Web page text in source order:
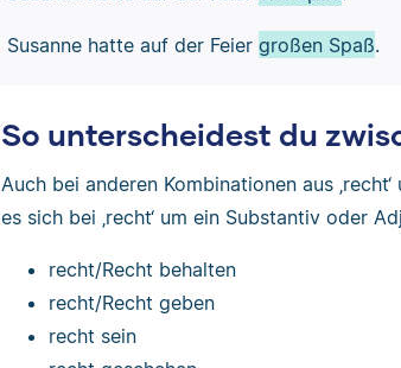
Susanne hatte auf der Feier großen Spaß.
So unterscheidest du
Auch bei anderen Kombinationen aus
es sich bei ‚recht‘ um ein Substantiv oder
recht/Recht behalten
recht/Recht geben
recht sein